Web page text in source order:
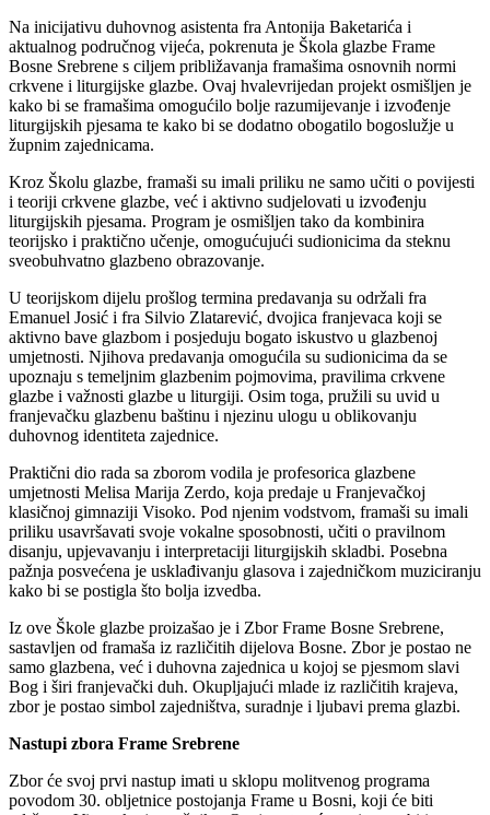
Na inicijativu duhovnog asistenta fra Antonija Baketarića i
aktualnog područnog vijeća, pokrenuta je Škola glazbe Frame
Bosne Srebrene s ciljem približavanja framašima osnovnih normi
crkvene i liturgijske glazbe. Ovaj hvalevrijedan projekt osmišljen je
kako bi se framašima omogućilo bolje razumijevanje i izvođenje
liturgijskih pjesama te kako bi se dodatno obogatilo bogoslužje u
župnim zajednicama.
Kroz Školu glazbe, framaši su imali priliku ne samo učiti o povijesti
i teoriji crkvene glazbe, već i aktivno sudjelovati u izvođenju
liturgijskih pjesama. Program je osmišljen tako da kombinira
teorijsko i praktično učenje, omogućujući sudionicima da steknu
sveobuhvatno glazbeno obrazovanje.
U teorijskom dijelu prošlog termina predavanja su održali fra
Emanuel Josić i fra Silvio Zlatarević, dvojica franjevaca koji se
aktivno bave glazbom i posjeduju bogato iskustvo u glazbenoj
umjetnosti. Njihova predavanja omogućila su sudionicima da se
upoznaju s temeljnim glazbenim pojmovima, pravilima crkvene
glazbe i važnosti glazbe u liturgiji. Osim toga, pružili su uvid u
franjevačku glazbenu baštinu i njezinu ulogu u oblikovanju
duhovnog identiteta zajednice.
Praktični dio rada sa zborom vodila je profesorica glazbene
umjetnosti Melisa Marija Zerdo, koja predaje u Franjevačkoj
klasičnoj gimnaziji Visoko. Pod njenim vodstvom, framaši su imali
priliku usavršavati svoje vokalne sposobnosti, učiti o pravilnom
disanju, upjevavanju i interpretaciji liturgijskih skladbi. Posebna
pažnja posvećena je usklađivanju glasova i zajedničkom muziciranju
kako bi se postigla što bolja izvedba.
Iz ove Škole glazbe proizašao je i Zbor Frame Bosne Srebrene,
sastavljen od framaša iz različitih dijelova Bosne. Zbor je postao ne
samo glazbena, već i duhovna zajednica u kojoj se pjesmom slavi
Bog i širi franjevački duh. Okupljajući mlade iz različitih krajeva,
zbor je postao simbol zajedništva, suradnje i ljubavi prema glazbi.
Nastupi zbora Frame Srebrene
Zbor će svoj prvi nastup imati u sklopu molitvenog programa
povodom 30. obljetnice postojanja Frame u Bosni, koji će biti